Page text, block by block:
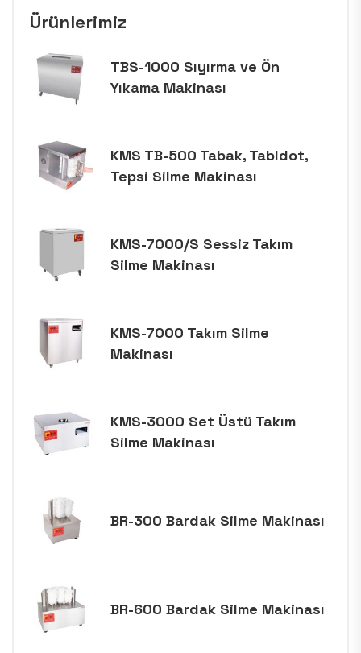
Ürünlerimiz
TBS-1000 Sıyırma ve Ön
Yıkama Makinası
KMS TB-500 Tabak, Tabldot,
Tepsi Silme Makinası
KMS-7000/S Sessiz Takım
Silme Makinası
KMS-7000 Takım Silme
Makinası
KMS-3000 Set Üstü Takım
Silme Makinası
BR-300 Bardak Silme Makinası
BR-600 Bardak Silme Makinası